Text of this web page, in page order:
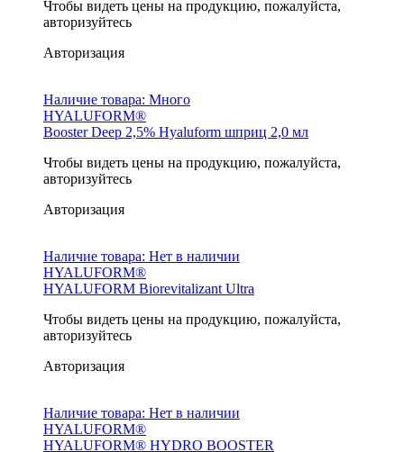
Чтобы видеть цены на продукцию, пожалуйста,
авторизуйтесь
Авторизация
Наличие товара: Много
HYALUFORM®
Booster Deep 2,5% Hyaluform шприц 2,0 мл
Чтобы видеть цены на продукцию, пожалуйста,
авторизуйтесь
Авторизация
Наличие товара: Нет в наличии
HYALUFORM®
HYALUFORM Biorevitalizant Ultra
Чтобы видеть цены на продукцию, пожалуйста,
авторизуйтесь
Авторизация
Наличие товара: Нет в наличии
HYALUFORM®
HYALUFORM® HYDRO BOOSTER